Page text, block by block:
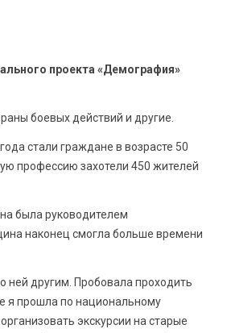
проекта «Демография»
боевых действий и другие.
стали граждане в возрасте 50
профессию захотели 450 жителей
была руководителем
наконец смогла больше времени
ней другим. Пробовала проходить
я прошла по национальному
экскурсии на старые